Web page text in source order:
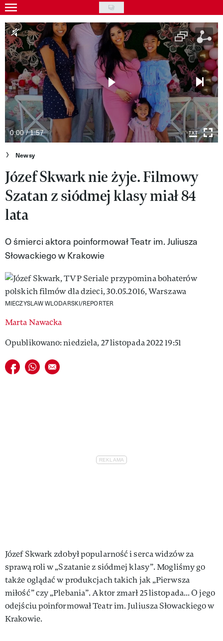
Skip
to
main
content
Gwiazdy
Ludzie
Moda
Uroda
Styl życia
Kultura
Wideo
Nasze akcje
VIVA!ART
VIVA!MODA
VIVA!MAN
VIVA!PEOPLE POWER
MAGAZYN VIVA!
0:00 / 1:57
Newsy
Józef Skwark nie żyje. Filmowy
Szatan z siódmej klasy miał 84
lata
O śmierci aktora poinformował Teatr im. Juliusza
Słowackiego w Krakowie
MIECZYSLAW WLODARSKI/REPORTER
Marta Nawacka
Opublikowano: niedziela, 27 listopada 2022 19:51
Udostępnij na facebook
Udostępnij na whatsapp
E-mail do przyjaciela
Józef Skwark zdobył popularność i serca widzów za
sprawą roli w „Szatanie z siódmej klasy”. Mogliśmy go
także oglądać w produkcjach takich jak „Pierwsza
miłość” czy „Plebania”. Aktor zmarł 25 listopada... O jego
odejściu poinformował Teatr im. Juliusza Słowackiego w
Krakowie.